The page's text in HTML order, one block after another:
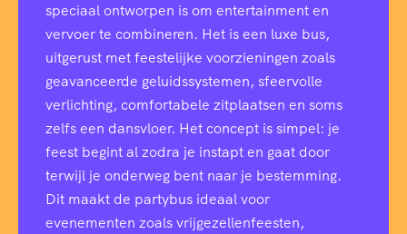
speciaal ontworpen is om entertainment en
vervoer te combineren. Het is een luxe bus,
uitgerust met feestelijke voorzieningen zoals
geavanceerde geluidssystemen, sfeervolle
verlichting, comfortabele zitplaatsen en soms
zelfs een dansvloer. Het concept is simpel: je
feest begint al zodra je instapt en gaat door
terwijl je onderweg bent naar je bestemming.
Dit maakt de partybus ideaal voor
evenementen zoals vrijgezellenfeesten,